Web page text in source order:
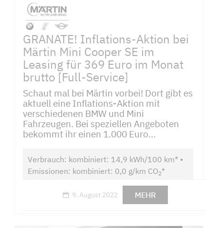
GRANATE! Inflations-Aktion bei
Märtin Mini Cooper SE im
Leasing für 369 Euro im Monat
brutto [Full-Service]
Schaut mal bei Märtin vorbei! Dort gibt es
aktuell eine Inflations-Aktion mit
verschiedenen BMW und Mini
Fahrzeugen. Bei speziellen Angeboten
bekommt ihr einen 1.000 Euro...
Verbrauch: kombiniert: 14,9 kWh/100 km* •
Emissionen: kombiniert: 0,0 g/km CO2*
9. August 2022 MEHR